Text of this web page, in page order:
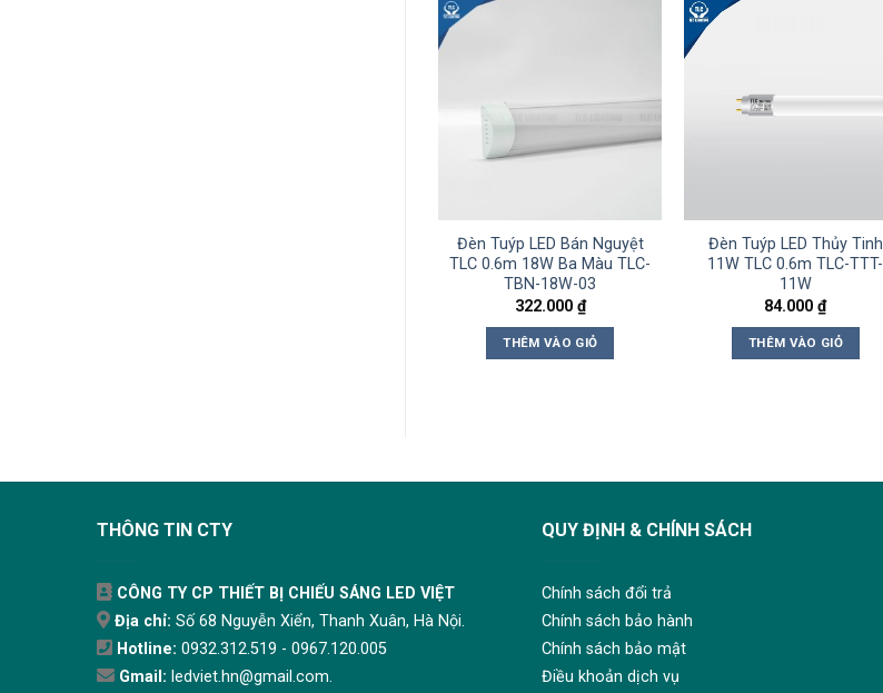
Đèn Tuýp LED Bán Nguyệt
TLC 0.6m 18W Ba Màu TLC-
TBN-18W-03
322.000 ₫
THÊM VÀO GIỎ
Đèn Tuýp LED Thủy Tinh
11W TLC 0.6m TLC-TTT-
11W
84.000₫
THÊM VÀO GIỎ
THÔNG TIN CTY
CÔNG TY CP THIẾT BỊ CHIẾU SÁNG LED VIỆT
Địa chỉ: Số 68 Nguyễn Xiển, Thanh Xuân, Hà Nội.
Hotline: 0932.312.519 - 0967.120.005
Gmail: ledviet.hn@gmail.com.
QUY ĐỊNH & CHÍNH SÁCH
Chính sách đổi trả
Chính sách bảo hành
Chính sách bảo mật
Điều khoản dịch vụ